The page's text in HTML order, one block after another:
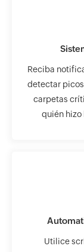
Reciba
detectar
carpetas
quién hizo
Utilice